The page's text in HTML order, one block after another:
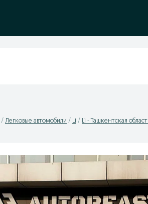
Легковые автомобили Li Li - Ташкентская